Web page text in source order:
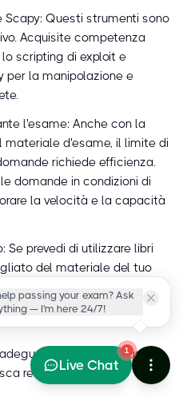
Scapy: Questi strumenti sono
Acquisite competenza
scripting di exploit e
per la manipolazione e
l'esame: Anche con la
materiale d'esame, il limite di
richiede efficienza.
domande in condizioni di
la velocità e la capacità
Se prevedi di utilizzare libri
del materiale del tuo
di trovare rapidamente le
libro aperto, risparmiando
prima dell'esame è
rende meglio sotto
passing your exam? Ask
— I'm here 24/7!
1
Live Chat